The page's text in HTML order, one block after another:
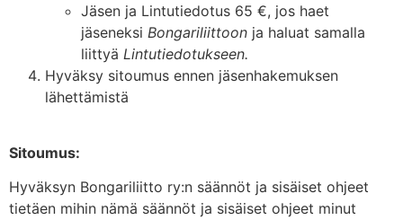
Jäsen ja Lintutiedotus 65 €, jos haet
jäseneksi Bongariliittoon ja haluat samalla
liittyä Lintutiedotukseen.
Hyväksy sitoumus ennen jäsenhakemuksen
lähettämistä
Sitoumus:
Hyväksyn Bongariliitto ry:n säännöt ja sisäiset ohjeet
tietäen mihin nämä säännöt ja sisäiset ohjeet minut